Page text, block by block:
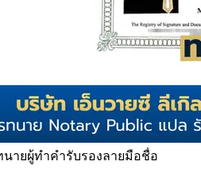
นายผู้ทำคำรับรองลายมือชื่อ